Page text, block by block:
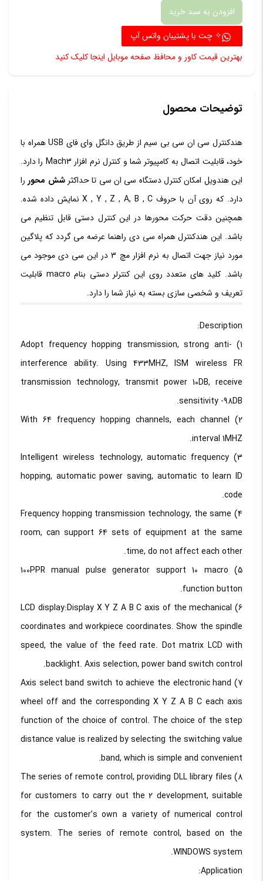
تری
شش
محور
مدل
6
عدد
افزودن به سبد خرید
✧ چت با پشتیبان واتس آپ
بهترین قیمت کاور و محافظ صفحه موبایل اینجا کلیک کنید
توضیحات محصول
هندکنترل سی ان سی بی سیم از طریق دانگل وای فای USB همراه با
خود، قابلیت اتصال به کامپیوتر شما و کنترل نرم افزار Mach3 را دارد.
این هندویل امکان کنترل دستگاه سی ان سی تا حداکثرشش محور را
دارد. که روی آن با حروف X , Y , Z , A, B , C نمایش داده شده.
همچنین دقت حرکت محورها در این کنترل دستی قابل تنظیم می
باشد. این هندکنترل همراه سی دی راهنما عرضه می گردد که پلاگین
مورد نیاز جهت اتصال به نرم افزار مچ 3 در این سی دی موجود می
باشد. کلید های متعدد روی این کنترلر دستی بنام macro قابلیت
تعریف و شخصی سازی بسته به نیاز شما را دارد.
Description:
1) Adopt frequency hopping transmission, strong anti-
interference ability. Using 433MHZ, ISM wireless FR
transmission technology, transmit power 10DB, receive
sensitivity -98DB.
2) With 64 frequency hopping channels, each channel
interval 1MHZ.
3) Intelligent wireless technology, automatic frequency
hopping, automatic power saving, automatic to learn ID
code.
4) Frequency hopping transmission technology, the same
room, can support 64 sets of equipment at the same
time, do not affect each other.
5) 100PPR manual pulse generator support 10 macro
function button.
6) LCD display:Display X Y Z A B C axis of the mechanical
coordinates and workpiece coordinates. Show the spindle
speed, the value of the feed rate. Dot matrix LCD with
backlight. Axis selection, power band switch control.
7) Axis select band switch to achieve the electronic hand
wheel off and the corresponding X Y Z A B C each axis
function of the choice of control. The choice of the step
distance value is realized by selecting the switching value
band, which is simple and convenient.
8) The series of remote control, providing DLL library files
for customers to carry out the 2 development, suitable
for the customer’s own a variety of numerical control
system. The series of remote control, based on the
WINDOWS system.
Application: